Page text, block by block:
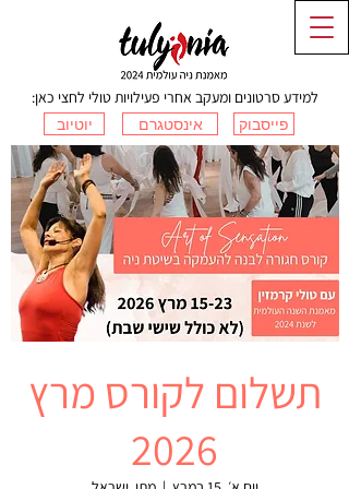
יוטיוב אינסטגרם פייסבוק
למידע סרטונים ומעקב אחרי פעילויות טולי לחצי כאן:
תשלום לקורס מרץ
2026